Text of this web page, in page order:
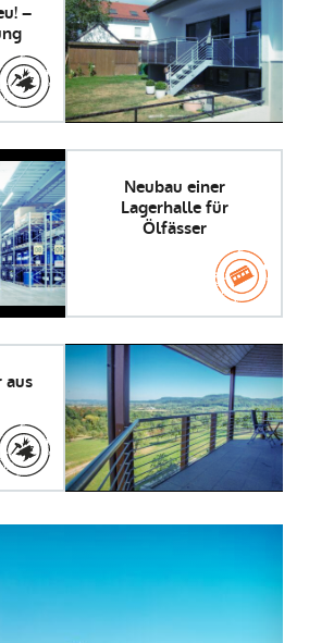
–
Neubau einer
Lagerhalle für
Ölfässer
aus